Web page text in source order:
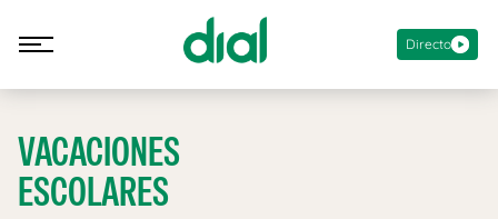
Directo
VACACIONES
ESCOLARES